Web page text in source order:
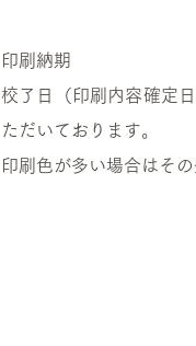
印刷納期
校了日（印刷内容確定
ただいております。
印刷色が多い場合はそ